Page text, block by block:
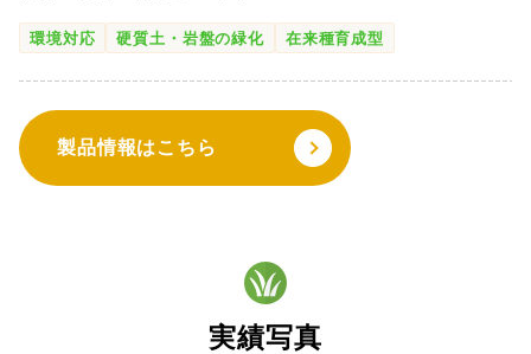
環境対応 硬質土・岩盤の緑化 在来種育成型
製品情報はこちら
実績写真